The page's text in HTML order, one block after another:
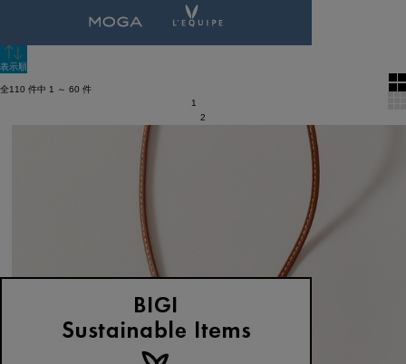
表示順
全110 件中 1 ～ 60 件
1
2